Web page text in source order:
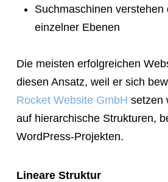
Suchmaschinen verstehen
einzelner Ebenen
Die meisten erfolgreichen
diesen Ansatz, weil er sich
Rocket Website GmbH setzen
auf hierarchische Strukturen,
WordPress-Projekten.
Lineare Struktur